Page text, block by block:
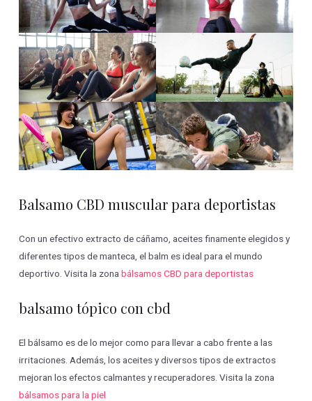
Balsamo CBD muscular para deportistas
Con un efectivo extracto de cáñamo, aceites finamente elegidos y
diferentes tipos de manteca, el balm es ideal para el mundo
deportivo. Visita la zonabálsamos CBD para deportistas
balsamo tópico con cbd
El bálsamo es de lo mejor como para llevar a cabo frente a las
irritaciones. Además, los aceites y diversos tipos de extractos
mejoran los efectos calmantes y recuperadores. Visita la zona
bálsamos para la piel